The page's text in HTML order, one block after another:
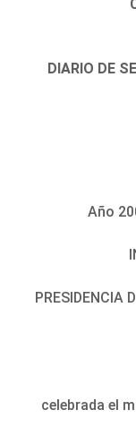
DIARIO DE
Año
PRESIDENCIA
celebrada el